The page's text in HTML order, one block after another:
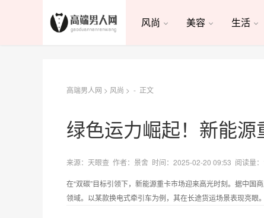
风尚 美容 生活
高端男人网 > 风尚 > - 正文
绿色运力崛起！新能
来源：天眼查 作者：景舍 时间：2025-02-20 09:53 阅读量
在“双碳”目标引领下，新能源重卡市场迎来高光时刻。据中
领域。以某款换电式牵引车为例，其在长途货运场景表现亮